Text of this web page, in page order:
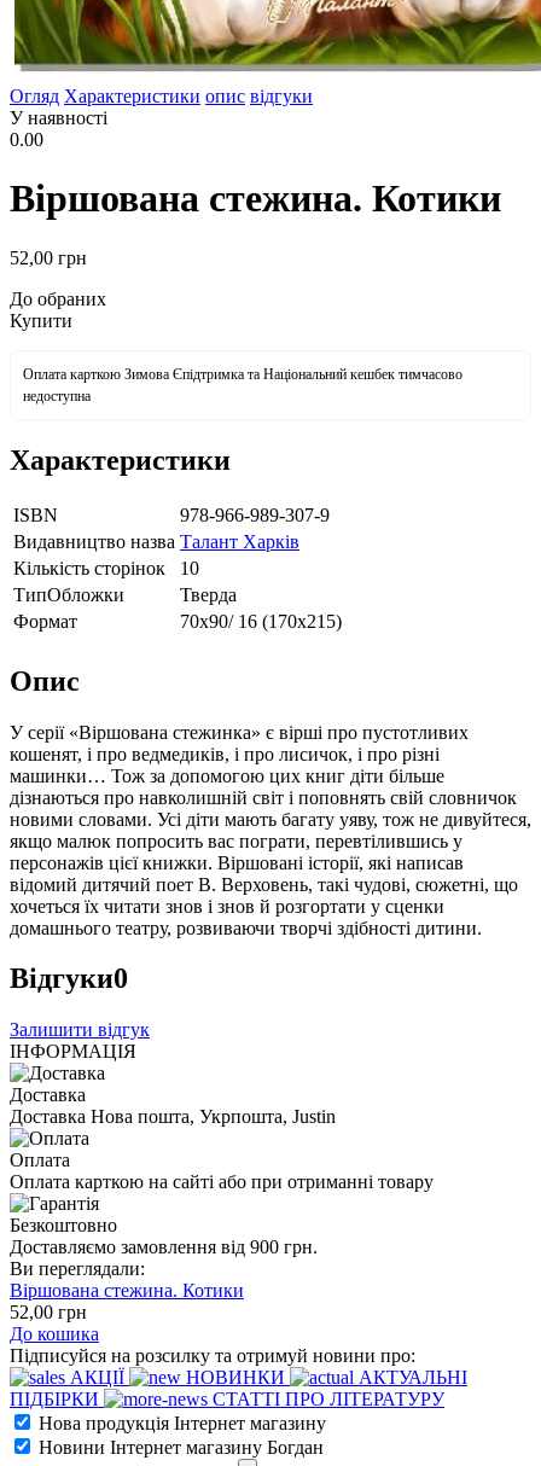
Огляд Характеристики опис відгуки
У наявності
0.00
Віршована стежина. Котики
52,00 грн
До обраних
Купити
Оплата карткою Зимова Єпідтримка та Національний кешбек тимчасово
недоступна
Характеристики
ISBN
978-966-989-307-9
Видавництво назва Талант Харків
Кількість сторінок
10
ТипОбложки
Тверда
Формат
70х90/ 16 (170х215)
Опис
У серії «Віршована стежинка» є вірші про пустотливих
кошенят, і про ведмедиків, і про лисичок, і про різні
машинки… Тож за допомогою цих книг діти більше
дізнаються про навколишній світ і поповнять свій словничок
новими словами. Усі діти мають багату уяву, тож не дивуйтеся,
якщо малюк попросить вас пограти, перевтілившись у
персонажів цієї книжки. Віршовані історії, які написав
відомий дитячий поет В. Верховень, такі чудові, сюжетні, що
хочеться їх читати знов і знов й розгортати у сценки
домашнього театру, розвиваючи творчі здібності дитини.
Відгуки0
Залишити відгук
ІНФОРМАЦІЯ
Доставка
Доставка Нова пошта, Укрпошта, Justin
Оплата
Оплата карткою на сайті або при отриманні товару
Безкоштовно
Доставляємо замовлення від 900 грн.
Ви переглядали:
Віршована стежина. Котики
52,00 грн
До кошика
Підписуйся на розсилку та отримуй новини про:
АКЦІЇ
НОВИНКИ
АКТУАЛЬНІ
ПІДБІРКИ
СТАТТІ ПРО ЛІТЕРАТУРУ
Нова продукція Інтернет магазину
Новини Інтернет магазину Богдан